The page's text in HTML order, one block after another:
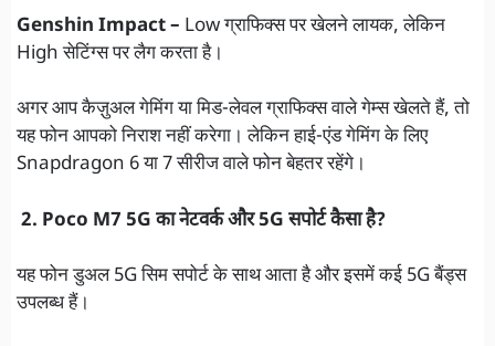
Genshin Impact – Low ग्राफिक्स पर खेलने लायक, लेकिन
High सेटिंग्स पर लैग करता है।
अगर आप कैज़ुअल गेमिंग या मिड-लेवल ग्राफिक्स वाले गेम्स खेलते हैं, तो
यह फोन आपको निराश नहीं करेगा। लेकिन हाई-एंड गेमिंग के लिए
Snapdragon 6 या 7 सीरीज वाले फोन बेहतर रहेंगे।
2. Poco M7 5G का नेटवर्क और 5G सपोर्ट कैसा है?
यह फोन डुअल 5G सिम सपोर्ट के साथ आता है और इसमें कई 5G बैंड्स
उपलब्ध हैं।